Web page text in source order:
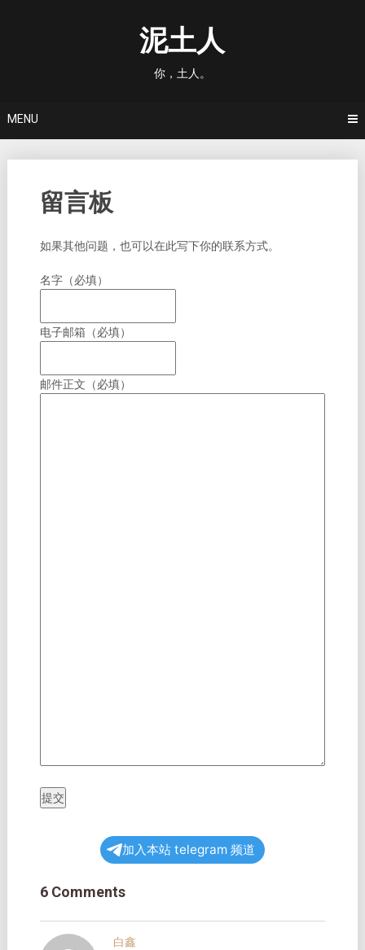
泥土人
你，土人。
MENU
留言板
如果其他问题，也可以在此写下你的联系方式。
名字（必填）
电子邮箱 （必填）
邮件正文 （必填）
提交
加入本站 telegram 频道
6 Comments
白鑫